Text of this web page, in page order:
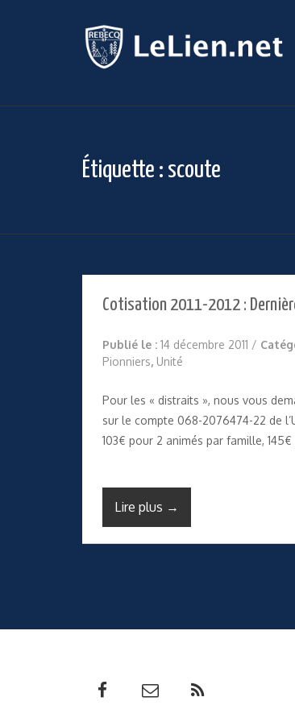
Étiquette : scoute
Cotisation 2011-2012 :
Publié le : 14 décembre 2011 /
Pionniers, Unité
Pour les « distraits », nous vous
sur le compte 068-2076474-22 de
103€ pour 2 animés par famille,
Lire plus →